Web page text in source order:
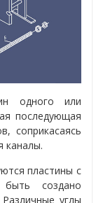
одного или
последующая
соприкасаясь
каналы.
пластины с
создано
углы